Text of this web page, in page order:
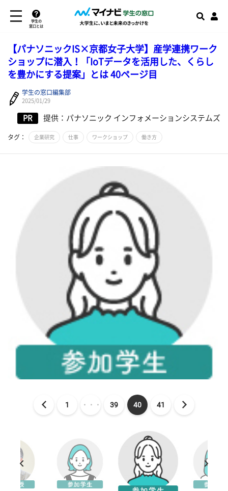
学生の
窓口とは
【パナソニックIS×京都女子大学】産学連携ワーク
ショップに潜入！「IoTデータを活用した、くらし
を豊かにする提案」とは 40ページ目
学生の窓口編集部
2025/01/29
PR 提供：パナソニック インフォメーションシステムズ
タグ： 企業研究 仕事 ワークショップ 働き方
1 ・・・ 39 40 41